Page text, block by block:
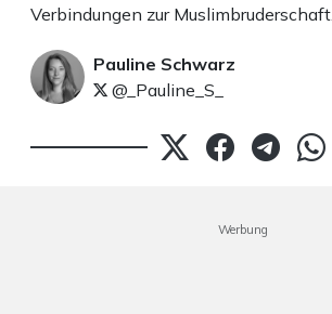
Verbindungen zur Muslimbruderschaft.
Pauline Schwarz
@_Pauline_S_
Werbung